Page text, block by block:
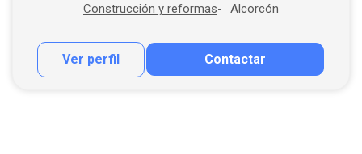
Construcción y reformas Alcorcón
Ver perfil Contactar
Contactar por correo